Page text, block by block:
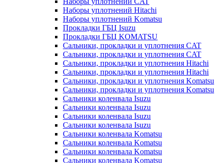
Наборы уплотнений Hitachi
Наборы уплотнений Komatsu
Прокладки ГБЦ Isuzu
Прокладки ГБЦ KOMATSU
Сальники, прокладки и уплотнения CAT
Сальники, прокладки и уплотнения CAT
Сальники, прокладки и уплотнения Hitachi
Сальники, прокладки и уплотнения Hitachi
Сальники, прокладки и уплотнения Komatsu
Сальники, прокладки и уплотнения Komatsu
Сальники коленвала Isuzu
Сальники коленвала Isuzu
Сальники коленвала Isuzu
Сальники коленвала Isuzu
Сальники коленвала Komatsu
Сальники коленвала Komatsu
Сальники коленвала Komatsu
Сальники коленвала Komatsu